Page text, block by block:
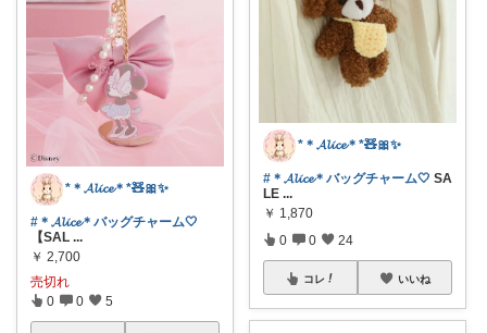
*＊𝓐𝓵𝓲𝓬𝓮＊*🧸🎀✨
#＊𝓐𝓵𝓲𝓬𝓮＊バッグチャーム🤍
【SAL ...
￥ 2,700
売切れ
0 0 5
*＊𝓐𝓵𝓲𝓬𝓮＊*🧸🎀✨
#＊𝓐𝓵𝓲𝓬𝓮＊バッグチャーム🤍 SA
LE ...
￥ 1,870
0 0 24
コレ いいね